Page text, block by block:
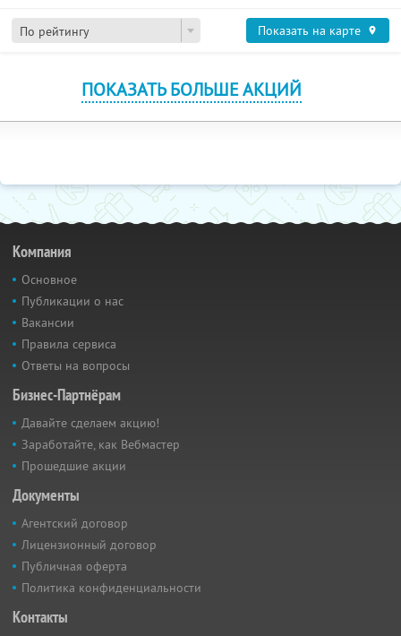
По рейтингу Показать на карте
ПОКАЗАТЬ БОЛЬШЕ АКЦИЙ
Компания
Основное
Публикации о нас
Вакансии
Правила сервиса
Ответы на вопросы
Бизнес-Партнёрам
Давайте сделаем акцию!
Заработайте, как Вебмастер
Прошедшие акции
Документы
Агентский договор
Лицензионный договор
Публичная оферта
Политика конфиденциальности
Контакты